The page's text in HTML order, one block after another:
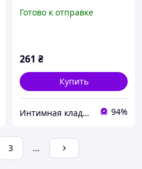
пар, продолжение
Готово к отправке
261 ₴
Купить
Интимная кладовая 94%
3 ...